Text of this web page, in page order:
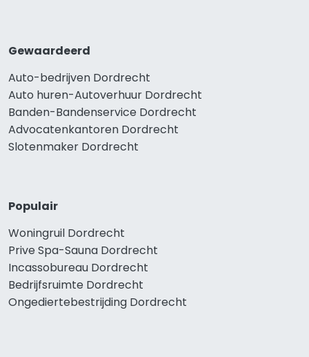
Gewaardeerd
Auto-bedrijven Dordrecht
Auto huren-Autoverhuur Dordrecht
Banden-Bandenservice Dordrecht
Advocatenkantoren Dordrecht
Slotenmaker Dordrecht
Populair
Woningruil Dordrecht
Prive Spa-Sauna Dordrecht
Incassobureau Dordrecht
Bedrijfsruimte Dordrecht
Ongediertebestrijding Dordrecht